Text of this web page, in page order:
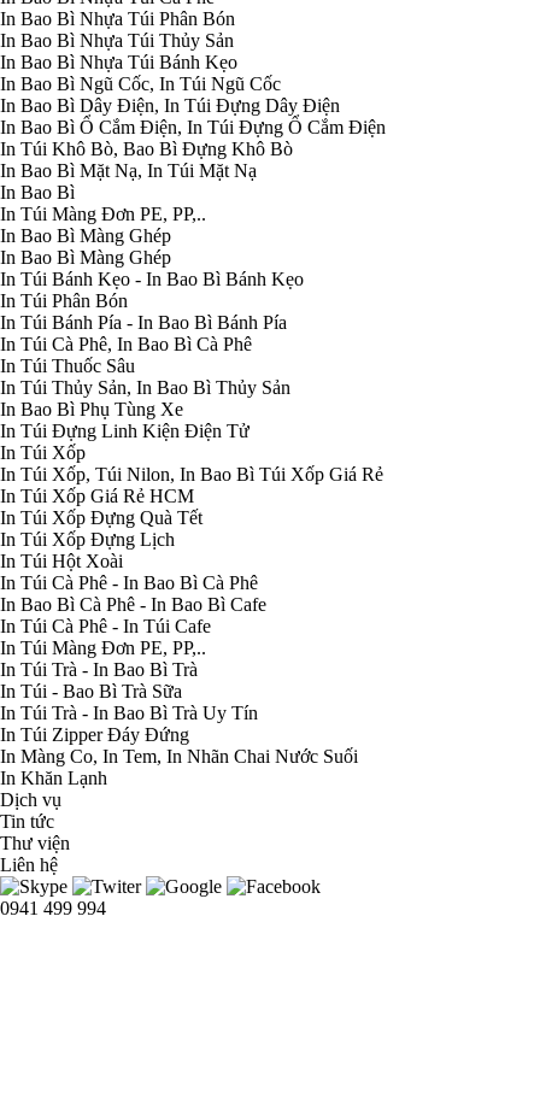
In Bao Bì Nhựa Túi Phân Bón
In Bao Bì Nhựa Túi Thủy Sản
In Bao Bì Nhựa Túi Bánh Kẹo
In Bao Bì Ngũ Cốc, In Túi Ngũ Cốc
In Bao Bì Dây Điện, In Túi Đựng Dây Điện
In Bao Bì Ổ Cắm Điện, In Túi Đựng Ổ Cắm Điện
In Túi Khô Bò, Bao Bì Đựng Khô Bò
In Bao Bì Mặt Nạ, In Túi Mặt Nạ
In Bao Bì
In Túi Màng Đơn PE, PP,..
In Bao Bì Màng Ghép
In Bao Bì Màng Ghép
In Túi Bánh Kẹo - In Bao Bì Bánh Kẹo
In Túi Phân Bón
In Túi Bánh Pía - In Bao Bì Bánh Pía
In Túi Cà Phê, In Bao Bì Cà Phê
In Túi Thuốc Sâu
In Túi Thủy Sản, In Bao Bì Thủy Sản
In Bao Bì Phụ Tùng Xe
In Túi Đựng Linh Kiện Điện Tử
In Túi Xốp
In Túi Xốp, Túi Nilon, In Bao Bì Túi Xốp Giá Rẻ
In Túi Xốp Giá Rẻ HCM
In Túi Xốp Đựng Quà Tết
In Túi Xốp Đựng Lịch
In Túi Hột Xoài
In Túi Cà Phê - In Bao Bì Cà Phê
In Bao Bì Cà Phê - In Bao Bì Cafe
In Túi Cà Phê - In Túi Cafe
In Túi Màng Đơn PE, PP,..
In Túi Trà - In Bao Bì Trà
In Túi - Bao Bì Trà Sữa
In Túi Trà - In Bao Bì Trà Uy Tín
In Túi Zipper Đáy Đứng
In Màng Co, In Tem, In Nhãn Chai Nước Suối
In Khăn Lạnh
Dịch vụ
Tin tức
Thư viện
Liên hệ
0941 499 994